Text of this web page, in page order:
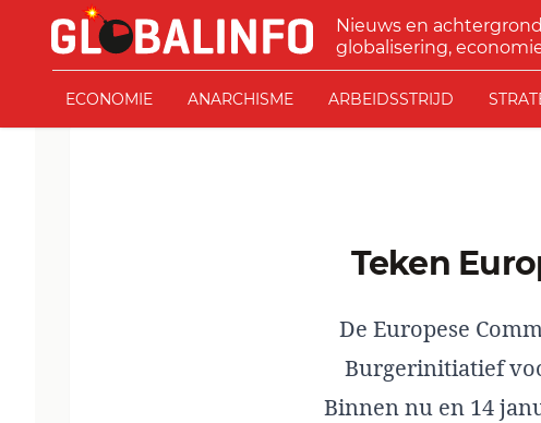
Ga naar de inhoud
GLOBALINFO
Nieuws en
globalisering,
ECONOMIE ANARCHISME ARBEIDSSTRIJD
Teken
De Europese
Burgerinitiatief
Binnen nu en 14